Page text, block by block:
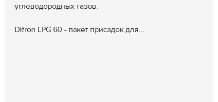
углеводородных газов.
Difron LPG 60 - пакет присадок для...